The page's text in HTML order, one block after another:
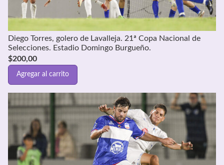
Diego Torres, golero de Lavalleja. 21ª Copa Nacional de
Selecciones. Estadio Domingo Burgueño.
$200,00
Agregar al carrito